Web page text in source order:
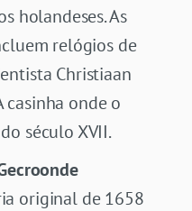
holandeses. As
relógios de
Christiaan
casinha onde o
século XVII.
original de 1658